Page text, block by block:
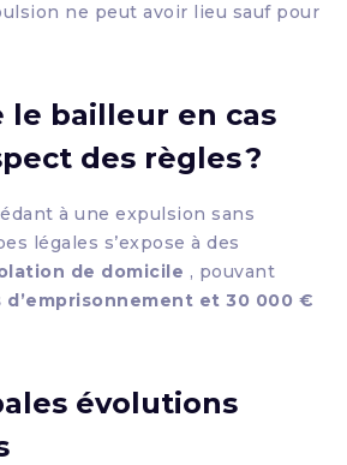
ne peut avoir lieu sauf pour
le bailleur en cas
des règles ?
à une expulsion sans
légales s’expose à des
de domicile , pouvant
d’emprisonnement et 30 000 €
évolutions